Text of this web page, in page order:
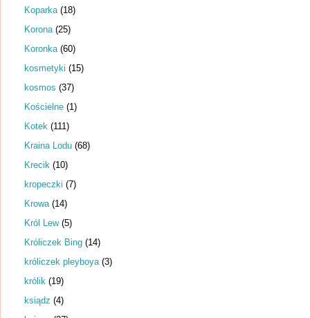
Koparka (18)
Korona (25)
Koronka (60)
kosmetyki (15)
kosmos (37)
Kościelne (1)
Kotek (111)
Kraina Lodu (68)
Krecik (10)
kropeczki (7)
Krowa (14)
Król Lew (5)
Króliczek Bing (14)
króliczek pleyboya (3)
królik (19)
ksiądz (4)